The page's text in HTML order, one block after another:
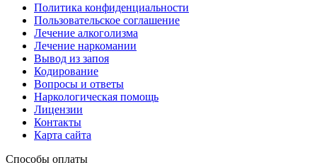
Политика конфиденциальности
Пользовательское соглашение
Лечение алкоголизма
Лечение наркомании
Вывод из запоя
Кодирование
Вопросы и ответы
Наркологическая помощь
Лицензии
Контакты
Карта сайта
Способы оплаты